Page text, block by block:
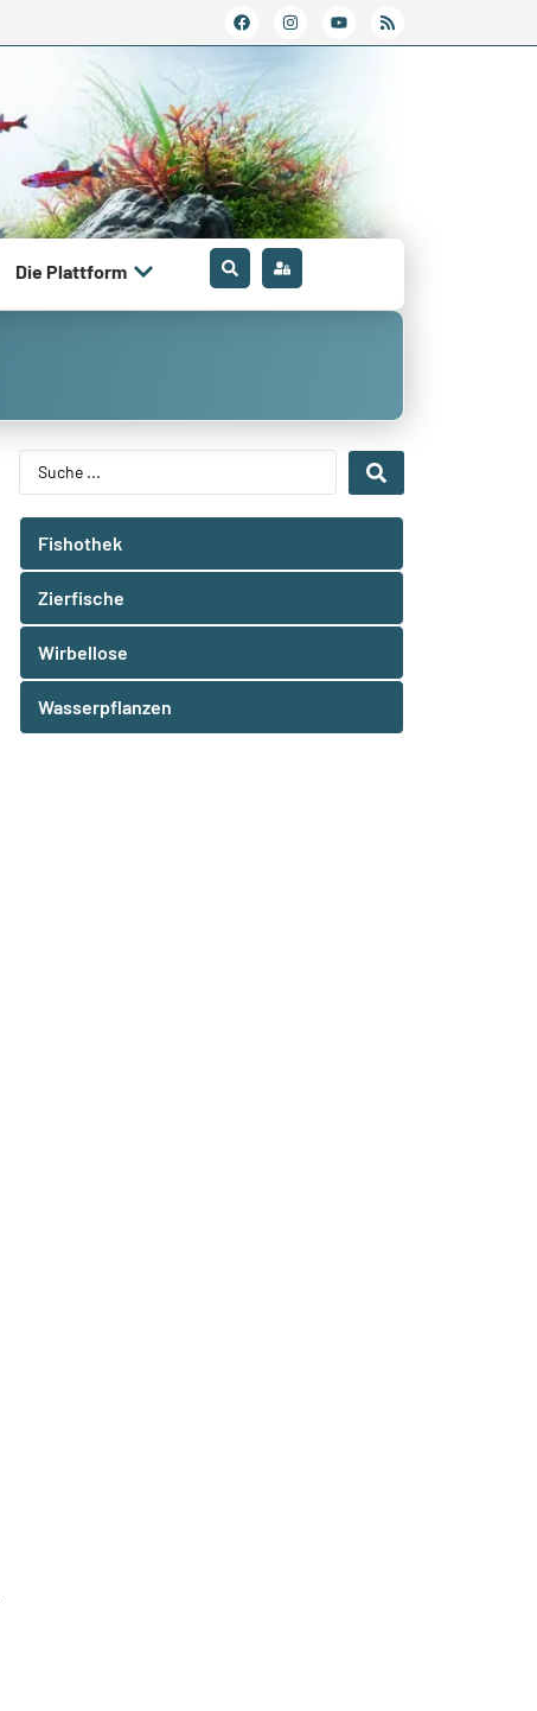
Die Plattform
Fishothek
Zierfische
Wirbellose
Wasserpflanzen